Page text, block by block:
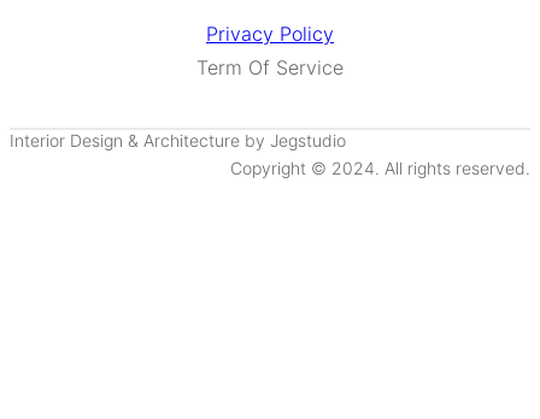
Privacy Policy
Term Of Service
Interior Design & Architecture by Jegstudio
Copyright © 2024. All rights reserved.